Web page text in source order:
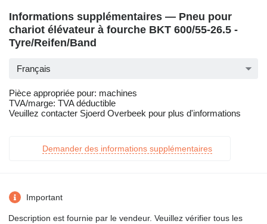
Informations supplémentaires — Pneu pour
chariot élévateur à fourche BKT 600/55-26.5 -
Tyre/Reifen/Band
Français
Pièce appropriée pour: machines
TVA/marge: TVA déductible
Veuillez contacter Sjoerd Overbeek pour plus d'informations
Demander des informations supplémentaires
Important
Description est fournie par le vendeur. Veuillez vérifier tous les